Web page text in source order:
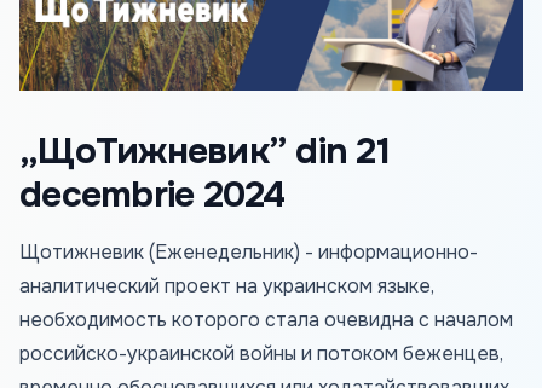
„ЩоТижневик” din 21
decembrie 2024
Щотижневик (Еженедельник) - информационно-
аналитический проект на украинском языке,
необходимость которого стала очевидна с началом
российско-украинской войны и потоком беженцев,